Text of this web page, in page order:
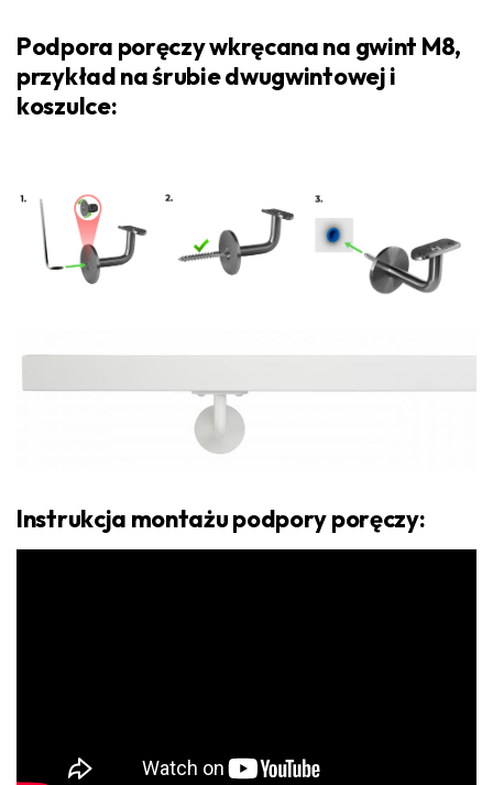
Podpora poręczy wkręcana na gwint M8,
przykład na śrubie dwugwintowej i
koszulce:
Instrukcja montażu podpory poręczy: